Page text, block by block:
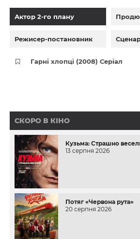
Актор 2-го плану
Режисер-постановник
Гарні хлопці (2008) Серіал
СКОРО В КІНО
Кузьма: Страшно
13 серпня 2026
Потяг «Червона рута»
20 серпня 2026